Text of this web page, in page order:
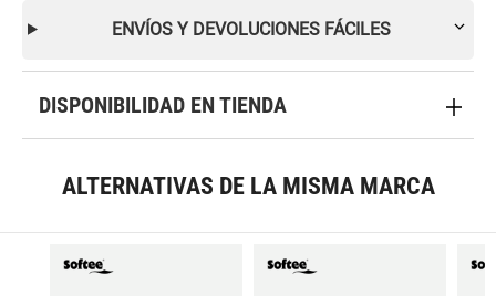
ENVÍOS Y DEVOLUCIONES FÁCILES
DISPONIBILIDAD EN TIENDA
ALTERNATIVAS DE LA MISMA MARCA